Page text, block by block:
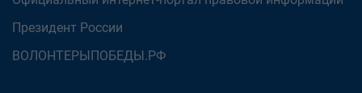
Президент России
ВОЛОНТЕРЫПОБЕДЫ.РФ